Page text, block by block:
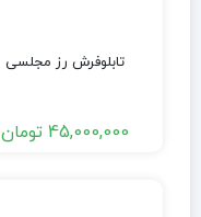
تابلوفرش رز مجلسی
45,000,000 تومان